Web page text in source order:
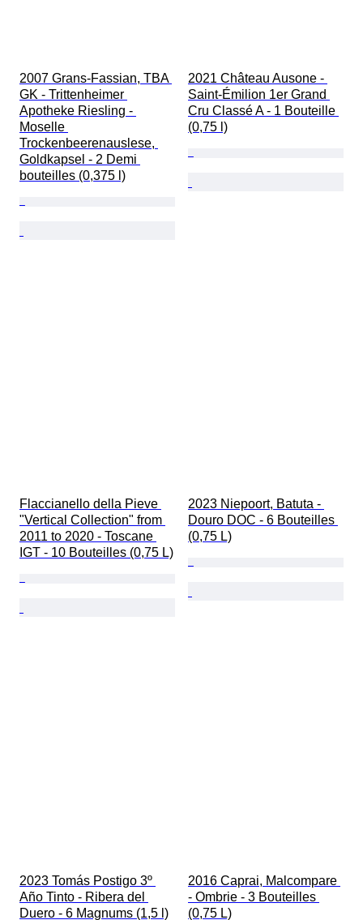
2007 Grans-Fassian, TBA
GK - Trittenheimer
Apotheke Riesling -
Moselle
Trockenbeerenauslese,
Goldkapsel - 2 Demi
bouteilles (0,375 l)
2021 Château Ausone -
Saint-Émilion 1er Grand
Cru Classé A - 1 Bouteille
(0,75 l)
Flaccianello della Pieve
"Vertical Collection" from
2011 to 2020 - Toscane
IGT - 10 Bouteilles (0,75 L)
2023 Niepoort, Batuta -
Douro DOC - 6 Bouteilles
(0,75 L)
2023 Tomás Postigo 3º
Año Tinto - Ribera del
Duero - 6 Magnums (1,5 l)
2016 Caprai, Malcompare
- Ombrie - 3 Bouteilles
(0,75 L)